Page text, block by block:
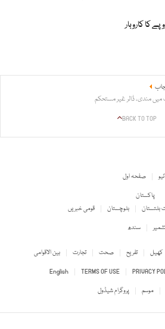
کا کاروبار
میں مندی، ڈالر غیر مستحکم
BACK TO TOP
صفحہ اول
پاکستان
قومی خبریں
بلوچستان بلتستان
سندھ
بین الاقوامی تجارت صحت تفریح کھیل
English
TERMS OF USE PRIVACY
پروگرام شیڈول
موسم